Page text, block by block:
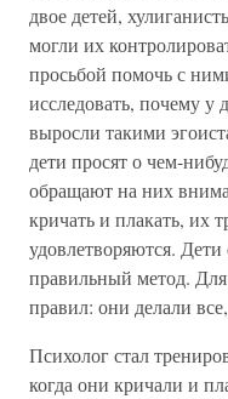
двое детей,
могли их
просьбой помочь с
исследовать, почему у
выросли такими
дети просят о чем-
обращают на них
кричать и плакать, их
удовлетворяются.
правильный метод.
правил: они делали
Психолог стал
когда они кричали и